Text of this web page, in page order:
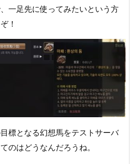
一足先に使ってみたいという方
！
標となる幻想馬をテストサーバ
のはどうなんだろうね。